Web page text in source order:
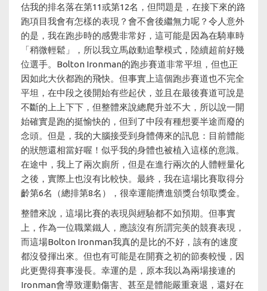
估我的排名落在第11或第12名，但問題是，在接下來的路
跑項目我會有怎樣的表現？會不會後繼無力呢？令人意外
的是，我在跑步時的感覺非常好，這可能是因為在騎車時
「稍微輕鬆」，所以我立馬啟動追擊模式，陸續超前好幾
位選手。Bolton Ironman的跑步賽道非常平坦，但也正
因如此大伙都跑的飛快。但事實上這個跑步賽道也不完全
平坦，在中段之後開始有些起伏，並且在最後賽道可說是
不斷的上上下下，但整體來說總爬升並不大，所以說一開
始確實是跑的挺愉快的，但到了中段有種想要半途而廢的
念頭。但是，我的大腦接受到身體傳來的訊息：目前體能
的狀態還相當好喔！似乎我的身體也被植入這樣的意識。
在途中，我上了兩次廁所，但是在進行兩次的人體輕量化
之後，實際上也沒有比較快。最終，我在這場比賽取得分
齡第6名（總排第8名），很幸運能擠進頒獎台領取獎金。
整體來說，這場比賽的表現與經驗都不如預期。但事實
上，作為一位職業鐵人，應該沒有所謂完美的競賽表現，
而這場Bolton Ironman我真的是比的不好，該有的速度
都沒發揮出來。但也有可能是在開賽之初的節奏較慢，因
此更覺得賽事漫長。幸運的是，原本我以為兩場接連的
Ironman會導致運動傷害、甚至是體能嚴重衰退，還好在